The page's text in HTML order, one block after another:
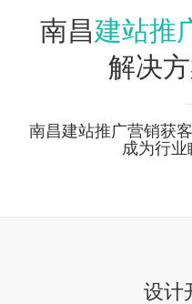
南昌建站推
解决
南昌建站推广营销获
成为行业
设计